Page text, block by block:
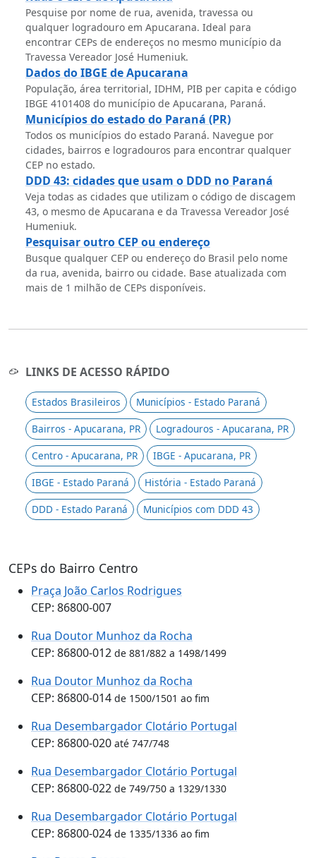
Pesquise por nome de rua, avenida, travessa ou
qualquer logradouro em Apucarana. Ideal para
encontrar CEPs de endereços no mesmo município da
Travessa Vereador José Humeniuk.
Dados do IBGE de Apucarana
População, área territorial, IDHM, PIB per capita e código
IBGE 4101408 do município de Apucarana, Paraná.
Municípios do estado do Paraná (PR)
Todos os municípios do estado Paraná. Navegue por
cidades, bairros e logradouros para encontrar qualquer
CEP no estado.
DDD 43: cidades que usam o DDD no Paraná
Veja todas as cidades que utilizam o código de discagem
43, o mesmo de Apucarana e da Travessa Vereador José
Humeniuk.
Pesquisar outro CEP ou endereço
Busque qualquer CEP ou endereço do Brasil pelo nome
da rua, avenida, bairro ou cidade. Base atualizada com
mais de 1 milhão de CEPs disponíveis.
LINKS DE ACESSO RÁPIDO
Estados Brasileiros
Municípios - Estado Paraná
Bairros - Apucarana, PR
Logradouros - Apucarana, PR
Centro - Apucarana, PR
IBGE - Apucarana, PR
IBGE - Estado Paraná
História - Estado Paraná
DDD - Estado Paraná
Municípios com DDD 43
CEPs do Bairro Centro
Praça João Carlos Rodrigues
CEP: 86800-007
Rua Doutor Munhoz da Rocha
CEP: 86800-012 de 881/882 a 1498/1499
Rua Doutor Munhoz da Rocha
CEP: 86800-014 de 1500/1501 ao fim
Rua Desembargador Clotário Portugal
CEP: 86800-020 até 747/748
Rua Desembargador Clotário Portugal
CEP: 86800-022 de 749/750 a 1329/1330
Rua Desembargador Clotário Portugal
CEP: 86800-024 de 1335/1336 ao fim